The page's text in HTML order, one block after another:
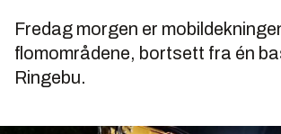
Fredag morgen er
flomområdene, bortsett fra én
Ringebu.